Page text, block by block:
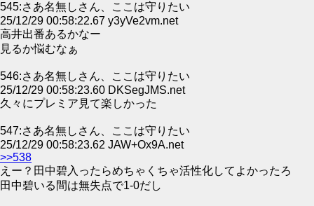
545:さあ名無しさん、ここは守りたい
25/12/29 00:58:22.67 y3yVe2vm.net
高井出番あるかなー
見るか悩むなぁ
546:さあ名無しさん、ここは守りたい
25/12/29 00:58:23.60 DKSegJMS.net
久々にプレミア見て楽しかった
547:さあ名無しさん、ここは守りたい
25/12/29 00:58:23.62 JAW+Ox9A.net
>>538
えー？田中碧入ったらめちゃくちゃ活性化してよかったろ
田中碧いる間は無失点で1-0だし